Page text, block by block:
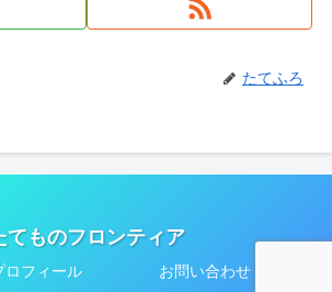
たてふろ
てものフロンティア
ロフィール お問い合わせ